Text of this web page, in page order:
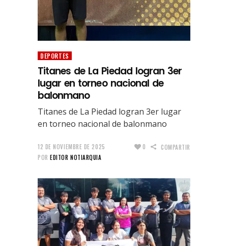
DEPORTES
Titanes de La Piedad logran 3er
lugar en torneo nacional de
balonmano
Titanes de La Piedad logran 3er lugar
en torneo nacional de balonmano
12 DE NOVIEMBRE DE 2025
POR EDITOR NOTIARQUIA
0 COMPARTIR